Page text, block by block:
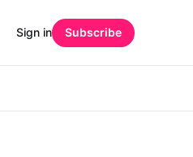
Sign in Subscribe